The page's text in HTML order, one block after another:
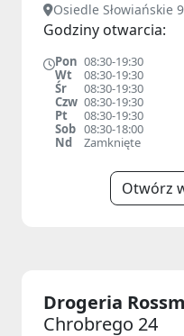
Osiedle Słowiańskie
Godziny otwarcia:
Pon 08:30-19:30
Wt
08:30-19:30
Śr
08:30-19:30
Czw 08:30-19:30
Pt
08:30-19:30
Sob 08:30-18:00
Nd
Zamknięte
Otwórz
Drogeria
Chrobrego 24